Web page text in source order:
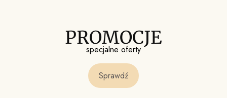
PROMOCJE
specjalne oferty
Sprawdź